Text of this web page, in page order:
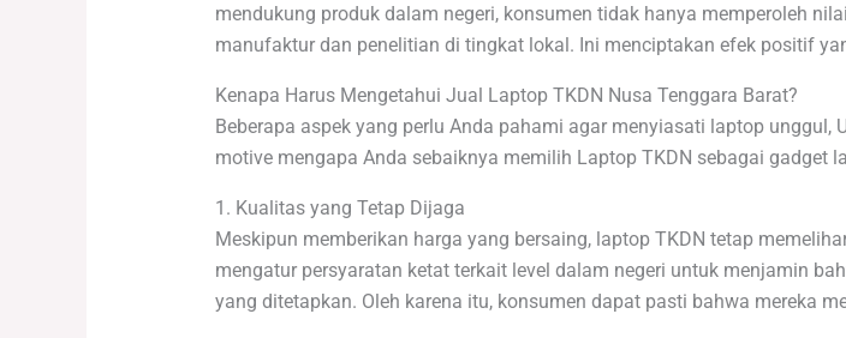
mendukung produk dalam negeri, konsumen tidak hanya memperoleh
manufaktur dan penelitian di tingkat lokal. Ini menciptakan efek positif
Kenapa Harus Mengetahui Jual Laptop TKDN Nusa Tenggara Barat?
Beberapa aspek yang perlu Anda pahami agar menyiasati laptop
motive mengapa Anda sebaiknya memilih Laptop TKDN sebagai gadget
1. Kualitas yang Tetap Dijaga
Meskipun memberikan harga yang bersaing, laptop TKDN tetap
mengatur persyaratan ketat terkait level dalam negeri untuk menjamin
yang ditetapkan. Oleh karena itu, konsumen dapat pasti bahwa mereka